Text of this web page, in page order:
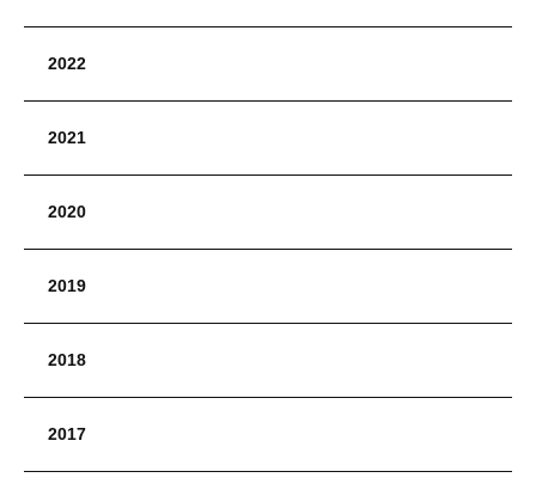
2022
2021
2020
2019
2018
2017